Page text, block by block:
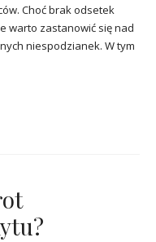
Choć brak odsetek
warto zastanowić się nad
niespodzianek. W tym